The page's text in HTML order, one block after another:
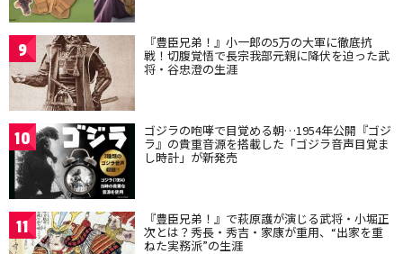
9 『豊臣兄弟！』小一郎の5万の大軍に徹底抗
戦！切腹覚悟で長宗我部元親に降伏を迫った武
将・谷忠澄の生涯
10 ゴジラの咆哮で目覚める朝…1954年公開『ゴジ
ラ』の貴重音源を搭載した「ゴジラ音声目覚ま
し時計」が新発売
11 『豊臣兄弟！』で萩原護が演じる武将・小堀正
次とは？秀長・秀吉・家康が重用、“出家を重
ねた実務派”の生涯